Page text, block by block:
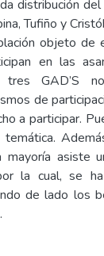
distribución
Tufiño y
objeto de
en las
GAD’S
de
a participar.
mayoría asiste
la cual, se
de lado los